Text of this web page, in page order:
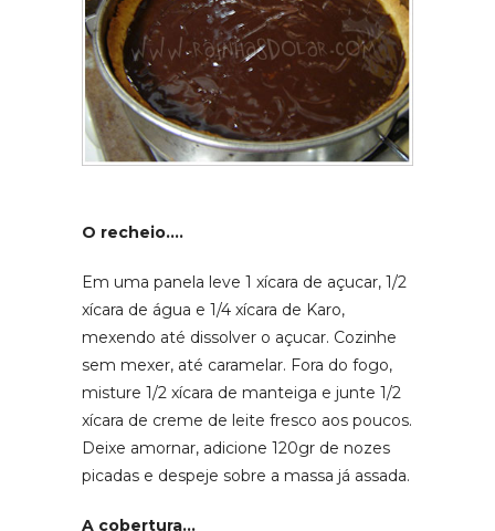
O recheio….
Em uma panela leve 1 xícara de açucar, 1/2
xícara de água e 1/4 xícara de Karo,
mexendo até dissolver o açucar. Cozinhe
sem mexer, até caramelar. Fora do fogo,
misture 1/2 xícara de manteiga e junte 1/2
xícara de creme de leite fresco aos poucos.
Deixe amornar, adicione 120gr de nozes
picadas e despeje sobre a massa já assada.
A cobertura…